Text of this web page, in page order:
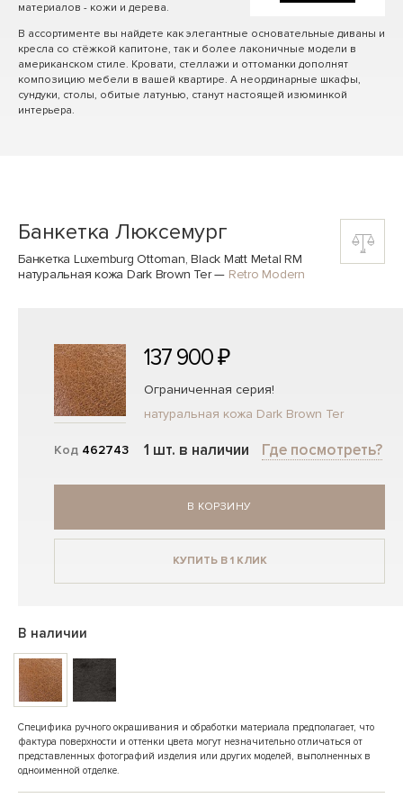
материалов - кожи и дерева.
В ассортименте вы найдете как элегантные основательные диваны и
кресла со стёжкой капитоне, так и более лаконичные модели в
американском стиле. Кровати, стеллажи и оттоманки дополнят
композицию мебели в вашей квартире. А неординарные шкафы,
сундуки, столы, обитые латунью, станут настоящей изюминкой
интерьера.
Банкетка Люксемург
Банкетка Luxemburg Ottoman, Black Matt Metal RM
натуральная кожа Dark Brown Ter— Retro Modern
Код 462743
137 900 ₽
Ограниченная серия!
натуральная кожа Dark Brown Ter
1 шт. в наличии Где посмотреть?
В КОРЗИНУ
КУПИТЬ В 1 КЛИК
В наличии
Специфика ручного окрашивания и обработки материала предполагает, что
фактура поверхности и оттенки цвета могут незначительно отличаться от
представленных фотографий изделия или других моделей, выполненных в
одноименной отделке.